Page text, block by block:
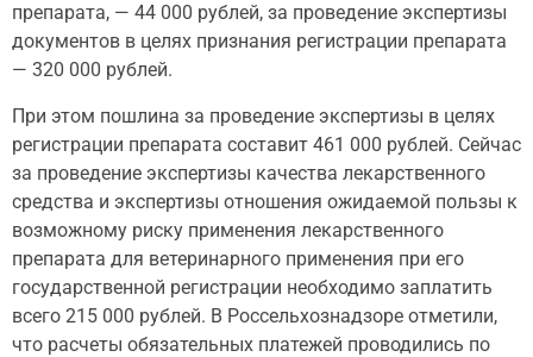
препарата, — 44 000 рублей, за проведение экспертизы
документов в целях признания регистрации препарата
— 320 000 рублей.
При этом пошлина за проведение экспертизы в целях
регистрации препарата составит 461 000 рублей. Сейчас
за проведение экспертизы качества лекарственного
средства и экспертизы отношения ожидаемой пользы к
возможному риску применения лекарственного
препарата для ветеринарного применения при его
государственной регистрации необходимо заплатить
всего 215 000 рублей. В Россельхознадзоре отметили,
что расчеты обязательных платежей проводились по